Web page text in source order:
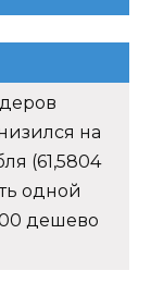
на
(61,5804
одной
дешево